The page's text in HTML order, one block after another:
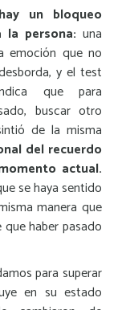
un bloqueo
persona: una
emoción que no
y el test
que para
buscar otro
de la misma
del recuerdo
actual.
se haya sentido
manera que
haber pasado
para superar
en su estado